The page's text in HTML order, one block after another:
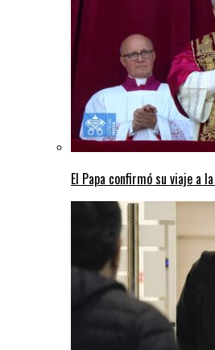
El Papa confirmó su viaje a